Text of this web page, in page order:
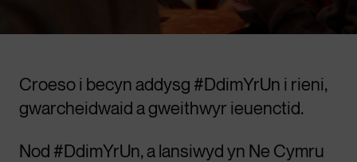
Croeso i becyn addysg #DdimYrUn i rieni,
gwarcheidwaid a gweithwyr ieuenctid.
Nod #DdimYrUn, a lansiwyd yn Ne Cymru